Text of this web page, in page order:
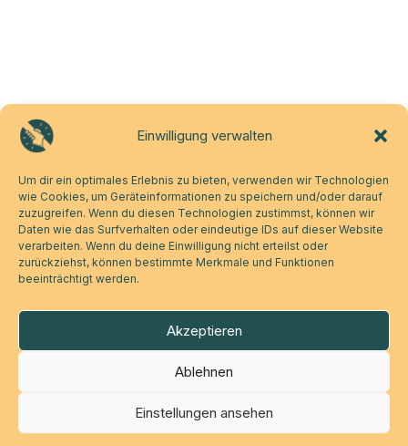
Einwilligung verwalten
Um dir ein optimales Erlebnis zu bieten, verwenden wir Technologien
wie Cookies, um Geräteinformationen zu speichern und/oder darauf
zuzugreifen. Wenn du diesen Technologien zustimmst, können wir
Daten wie das Surfverhalten oder eindeutige IDs auf dieser Website
verarbeiten. Wenn du deine Einwilligung nicht erteilst oder
zurückziehst, können bestimmte Merkmale und Funktionen
beeinträchtigt werden.
Akzeptieren
Ablehnen
Einstellungen ansehen